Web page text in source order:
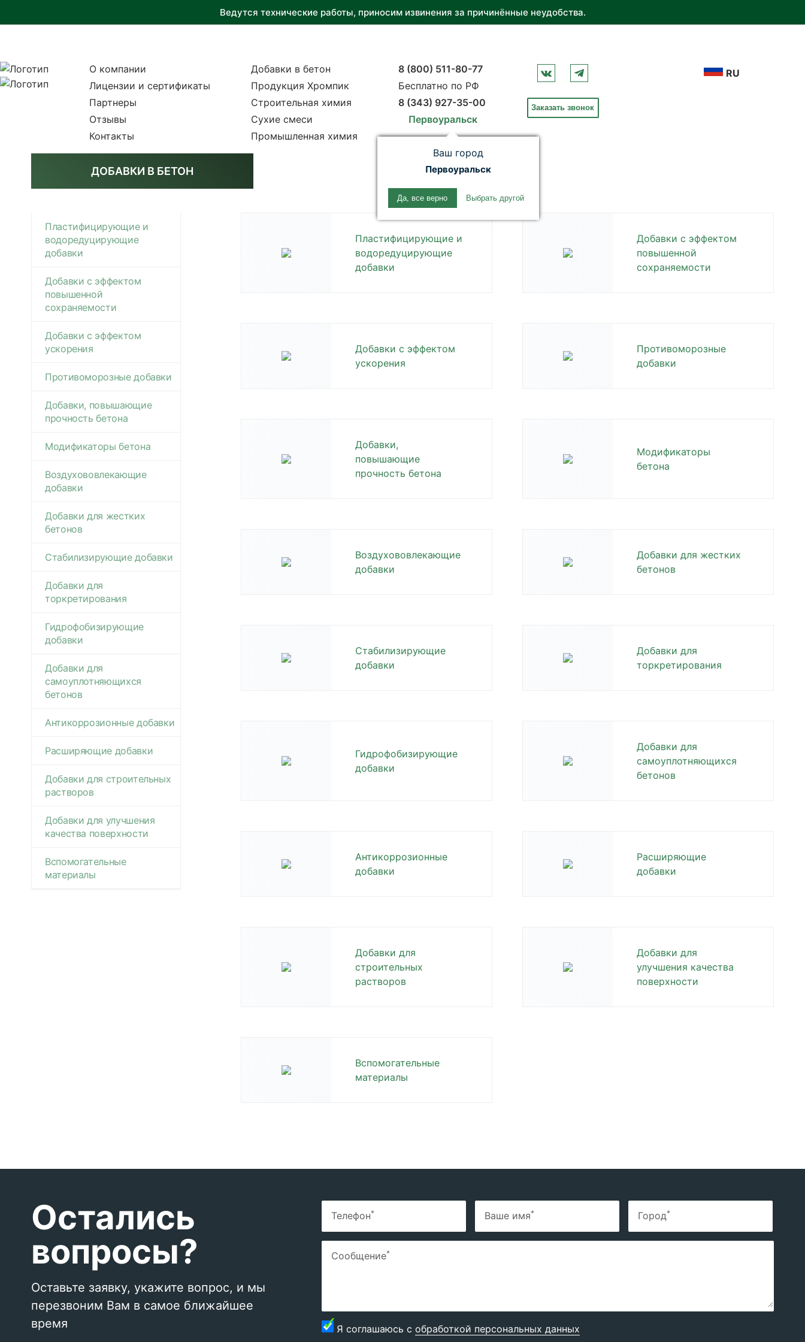
Ведутся технические работы, приносим извинения за причинённые неудобства.
О компании
Лицензии и сертификаты
Партнеры
Отзывы
Контакты
Добавки в бетон
Продукция Хромпик
Строительная химия
Сухие смеси
Промышленная химия
8 (800) 511-80-77
Бесплатно по РФ
8 (343) 927-35-00
Первоуральск
Ваш город
Первоуральск
Да, все верно Выбрать другой
Заказать звонок
RU
ДОБАВКИ В БЕТОН
Пластифицирующие и
водоредуцирующие
добавки
Добавки с эффектом
повышенной
сохраняемости
Добавки с эффектом
ускорения
Противоморозные добавки
Добавки, повышающие
прочность бетона
Модификаторы бетона
Воздухововлекающие
добавки
Добавки для жестких
бетонов
Стабилизирующие добавки
Добавки для
торкретирования
Гидрофобизирующие
добавки
Добавки для
самоуплотняющихся
бетонов
Антикоррозионные добавки
Расширяющие добавки
Добавки для строительных
растворов
Добавки для улучшения
качества поверхности
Вспомогательные
материалы
Пластифицирующие и
водоредуцирующие
добавки
Добавки с эффектом
повышенной
сохраняемости
Добавки с эффектом
ускорения
Противоморозные
добавки
Добавки,
повышающие
прочность бетона
Модификаторы
бетона
Воздухововлекающие
добавки
Добавки для жестких
бетонов
Стабилизирующие
добавки
Добавки для
торкретирования
Гидрофобизирующие
добавки
Добавки для
самоуплотняющихся
бетонов
Антикоррозионные
добавки
Расширяющие
добавки
Добавки для
строительных
растворов
Добавки для
улучшения качества
поверхности
Вспомогательные
материалы
Остались
вопросы?
Оставьте заявку, укажите вопрос, и мы
перезвоним Вам в самое ближайшее
время
Телефон* Ваше имя* Город*
Сообщение*
Я соглашаюсь с обработкой персональных данных